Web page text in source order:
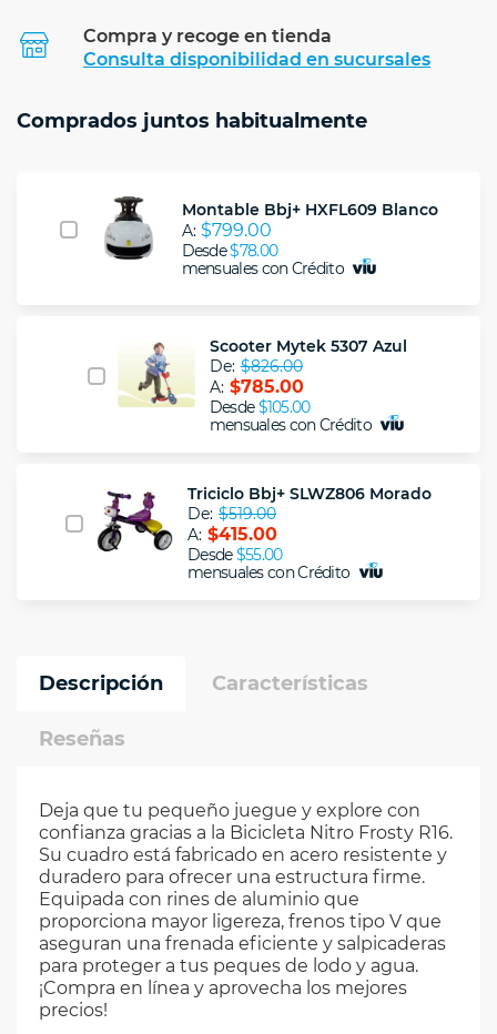
Compra y recoge en tienda
Consulta disponibilidad en sucursales
Comprados juntos habitualmente
Montable Bbj+ HXFL609 Blanco
A: $799.00
Desde$78.00
mensuales con Crédito
Scooter Mytek 5307 Azul
De: $826.00
A: $785.00
Desde$105.00
mensuales con Crédito
Triciclo Bbj+ SLWZ806 Morado
De: $519.00
A: $415.00
Desde$55.00
mensuales con Crédito
Descripción Características
Reseñas
Deja que tu pequeño juegue y explore con
confianza gracias a la Bicicleta Nitro Frosty R16.
Su cuadro está fabricado en acero resistente y
duradero para ofrecer una estructura firme.
Equipada con rines de aluminio que
proporciona mayor ligereza, frenos tipo V que
aseguran una frenada eficiente y salpicaderas
para proteger a tus peques de lodo y agua.
¡Compra en línea y aprovecha los mejores
precios!